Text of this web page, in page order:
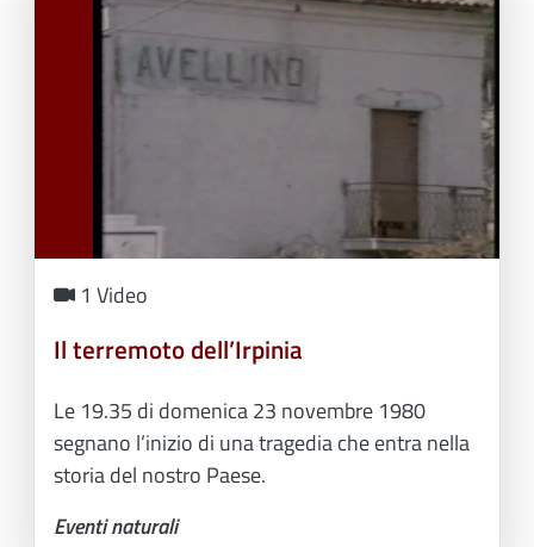
1 Video
Il terremoto dell’Irpinia
Le 19.35 di domenica 23 novembre 1980
segnano l’inizio di una tragedia che entra nella
storia del nostro Paese.
Eventi naturali